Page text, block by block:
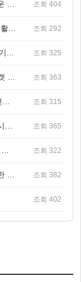
랑그릿사: 검의 바다 – 듀얼 영웅 편성과 자유로운 탐험을 결합한 판타지 전략 RPG 조회 404
블랙우드 – DVD 대여점 주인과 암살자의 이중생활을 그린 3인칭 액션 스릴러 게임 조회 292
렉크리에이션 2 – 차량 충돌과 지름길 경쟁을 즐기는 오픈월드 아케이드 레이싱 게임 조회 325
아키에이지 크로니클 – 원대륙을 개척하며 논타겟 전투를 즐기는 오픈월드 MMORPG 조회 363
다이노로드 – 인간과 공룡 군대를 이끄는 중세 전략 액션 RPG 조회 315
토탈워: 워해머 40,000 – 은하 정복과 대규모 실시간 전투가 결합된 전략 게임! 조회 365
셰이디 잡 – 살아 움직이는 가방을 운반하는 4인 협동 물리 어드벤처 게임 조회 322
루트 – 좀비 떼를 뚫고 달려라! 스쿨버스가 유일한 집이 되는 4인 협동 생존 게임 조회 382
조회 402